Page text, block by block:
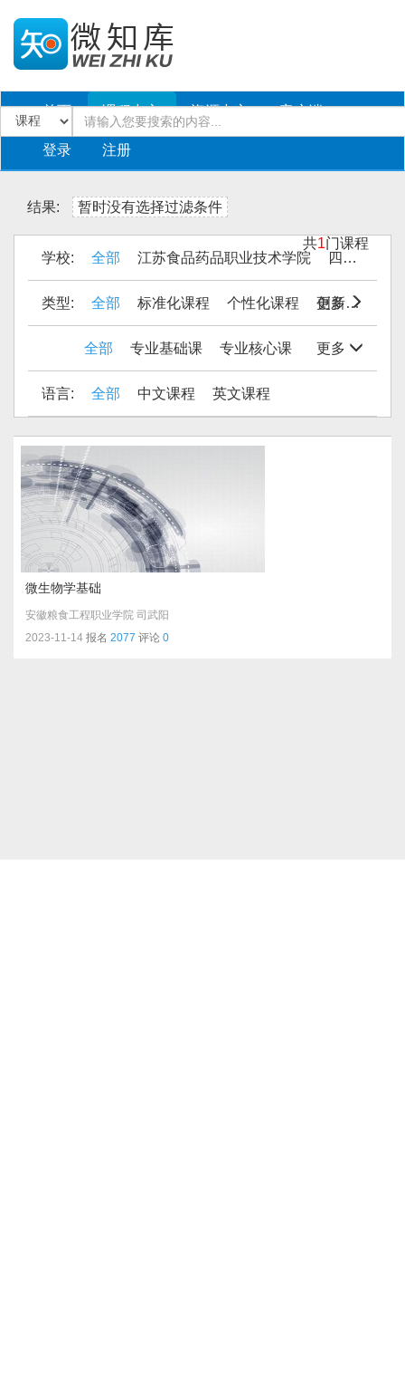
首页 课程中心 资源中心 客户端
登录 注册
结果: 暂时没有选择过滤条件
共1门课程
学校:
全部 江苏食品药品职业技术学院 四川工商职业技术学院
更多
类型: 全部 标准化课程 个性化课程 创新课程
更多
全部 专业基础课 专业核心课
语言: 全部 中文课程 英文课程
微生物学基础
安徽粮食工程职业学院 司武阳
2023-11-14 报名 2077 评论 0